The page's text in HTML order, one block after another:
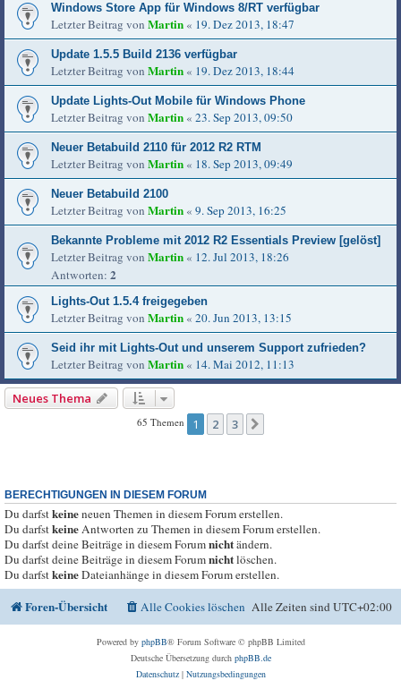
Windows Store App für Windows 8/RT verfügbar
Letzter Beitrag von Martin « 19. Dez 2013, 18:47
Update 1.5.5 Build 2136 verfügbar
Letzter Beitrag von Martin « 19. Dez 2013, 18:44
Update Lights-Out Mobile für Windows Phone
Letzter Beitrag von Martin « 23. Sep 2013, 09:50
Neuer Betabuild 2110 für 2012 R2 RTM
Letzter Beitrag von Martin « 18. Sep 2013, 09:49
Neuer Betabuild 2100
Letzter Beitrag von Martin « 9. Sep 2013, 16:25
Bekannte Probleme mit 2012 R2 Essentials Preview [gelöst]
Letzter Beitrag von Martin « 12. Jul 2013, 18:26
Antworten: 2
Lights-Out 1.5.4 freigegeben
Letzter Beitrag von Martin « 20. Jun 2013, 13:15
Seid ihr mit Lights-Out und unserem Support zufrieden?
Letzter Beitrag von Martin « 14. Mai 2012, 11:13
Neues Thema
65 Themen 1 2 3
BERECHTIGUNGEN IN DIESEM FORUM
Du darfstkeineneuen Themen in diesem Forum erstellen.
Du darfstkeineAntworten zu Themen in diesem Forum erstellen.
Du darfst deine Beiträge in diesem Forumnichtändern.
Du darfst deine Beiträge in diesem Forumnichtlöschen.
Du darfstkeineDateianhänge in diesem Forum erstellen.
Foren-Übersicht Alle Zeiten sindUTC+02:00
Alle Cookies löschen
Powered by phpBB® Forum Software © phpBB Limited
Deutsche Übersetzung durch phpBB.de
Datenschutz| Nutzungsbedingungen